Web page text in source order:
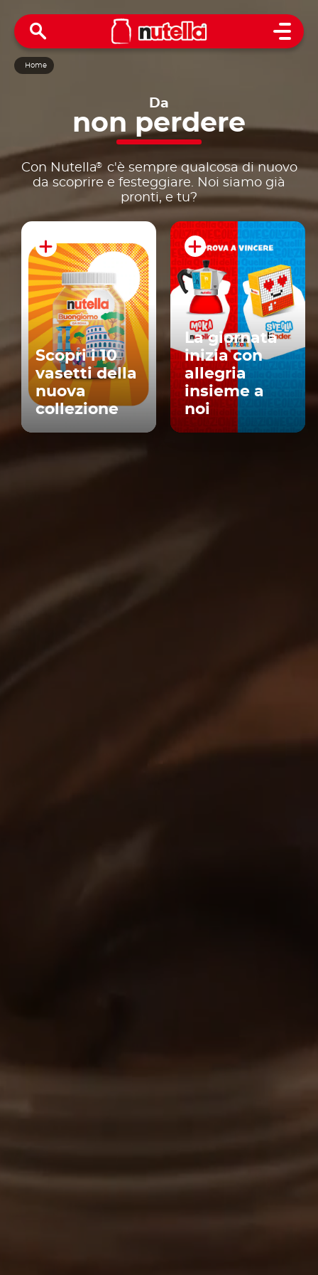
Open
Home
Da
non perdere
Con Nutella®
c'è sempre qualcosa di nuovo
da scoprire e festeggiare. Noi siamo già
pronti, e tu?
Scopri i 10
vasetti della
nuova
collezione
La giornata
inizia con
allegria
insieme a
noi